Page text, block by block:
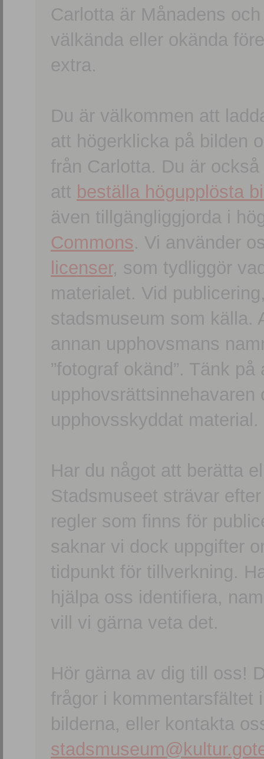
Carlotta är Månadens
välkända eller okända
extra.
Du är välkommen att
att högerklicka på bilden
från Carlotta. Du är
att beställa högupplösta
även tillgängliggjorda i
Commons. Vi använder
licenser, som tydliggör
materialet. Vid
stadsmuseum som källa.
annan upphovsmans
”fotograf okänd”. Tänk
upphovsskyddat material.
Har du något att berätta
Stadsmuseet strävar
regler som finns för
saknar vi dock uppgifter
tidpunkt för tillverkning.
hjälpa oss identifiera,
vill vi gärna veta det.
Hör gärna av dig till oss!
frågor i kommentarsfältet
bilderna, eller kontakta